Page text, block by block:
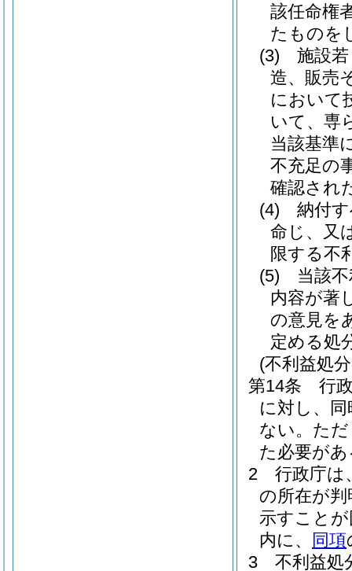
該任命権
たものを
(3)
施設
造、販売
において
いて、専
当該基準
不充足の
確認され
(4)
納付
命じ、又
限する不
(5)
当該
内容が著
の意見を
定める処
(不利益処
第14条
行
に対し、
ない。 た
た必要が
2
行政庁は
の所在が
示すこと
内に、
同項
3
不利益処